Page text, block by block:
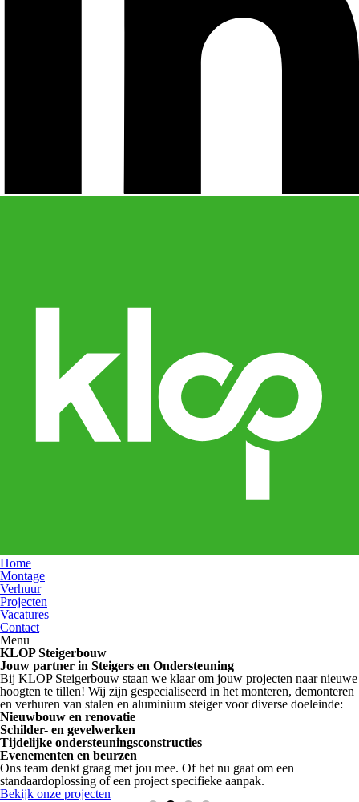
Home
Montage
Verhuur
Projecten
Vacatures
Contact
Menu
KLOP Steigerbouw
Jouw partner in Steigers en Ondersteuning
Bij KLOP Steigerbouw staan we klaar om jouw projecten naar nieuwe
hoogten te tillen! Wij zijn gespecialiseerd in het monteren, demonteren
en verhuren van stalen en aluminium steiger voor diverse doeleinde:
Nieuwbouw en renovatie
Schilder- en gevelwerken
Tijdelijke ondersteuningsconstructies
Evenementen en beurzen
Ons team denkt graag met jou mee. Of het nu gaat om een
standaardoplossing of een project specifieke aanpak.
Bekijk onze projecten